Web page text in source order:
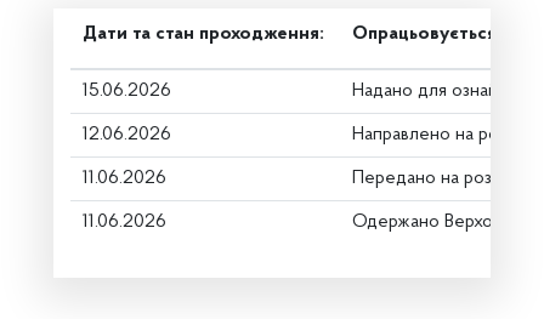
Дати та стан проходження: Опрацьовується в
15.06.2026 Надано для
12.06.2026 Направлено на
11.06.2026 Передано на розгляд
11.06.2026 Одержано Верховною